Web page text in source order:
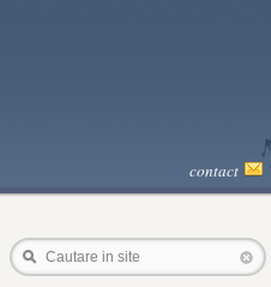
contact
Cautare in site